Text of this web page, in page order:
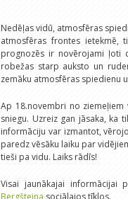
Nedēļas vidū, atmosfēras
atmosfēras frontes ietekmē,
prognozēs ir novērojami ļoti
robežas starp auksto un
zemāku atmosfēras spiedienu
Ap 18.novembri no ziemeļiem
sniegu. Uzreiz gan jāsaka, ka
informāciju var izmantot,
paredz vēsāku laiku par
tieši pa vidu. Laiks rādīs!
Visai jaunākajai informācijai
Bergšteina sociālajos tīklos.